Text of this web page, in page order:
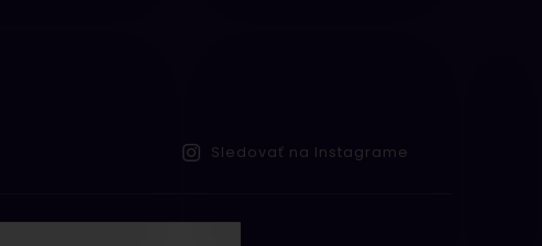
Sledovať na Instagrame